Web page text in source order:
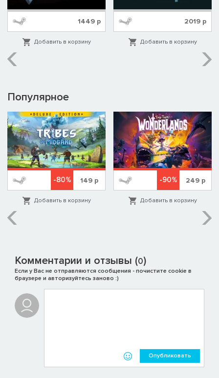
1449 р
Добавить в корзину
2019 р
Добавить в корзину
Популярное
-80% 149 р
Добавить в корзину
-90% 249р
Добавить в корзину
Комментарии и отзывы (0)
Если у Вас не отправляются сообщения - почистите cookie в
браузере и авторизуйтесь заново :)
Опубликовать